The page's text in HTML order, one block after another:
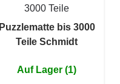
3000 Teile
Puzzlematte bis 3000
Teile Schmidt
Auf Lager (1)